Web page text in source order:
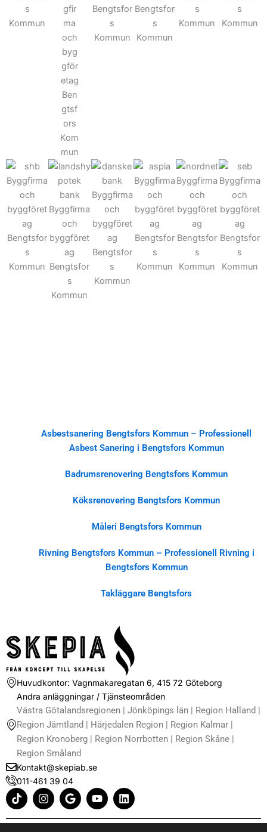
Asbestsanering Bengtsfors Kommun – Professionell
Asbest Sanering i Bengtsfors Kommun
Badrumsrenovering Bengtsfors Kommun
Köksrenovering Bengtsfors Kommun
Måleri Bengtsfors Kommun
Rivning Bengtsfors Kommun – Professionell Rivning i
Bengtsfors Kommun
Takläggare Bengtsfors
Huvudkontor: Vagnmakaregatan 6, 415 72 Göteborg
Andra anläggningar / Tjänsteområden
Västra Götalandsregionen | Jönköpings län | Region Halland |
Region Jämtland | Härjedalen Region | Region Kalmar |
Region Kronoberg | Region Norrbotten | Region Skåne |
Region Småland
Kontakt@skepiab.se
011-461 39 04
T
i
k
t
I
n
s
t
G
o
o
g
Y
o
u
t
L
i
n
k